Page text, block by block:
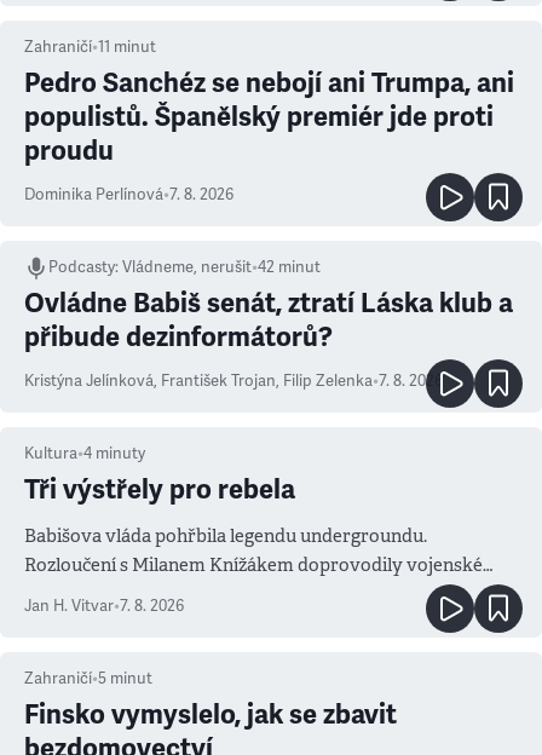
Zahraničí•11 minut
Pedro Sanchéz se nebojí ani Trumpa, ani
populistů. Španělský premiér jde proti
proudu
Dominika Perlínová•7. 8. 2026
Podcasty:Vládneme, nerušit•42 minut
Ovládne Babiš senát, ztratí Láska klub a
přibude dezinformátorů?
Kristýna Jelínková, František Trojan, Filip Zelenka•7. 8. 2026
Kultura•4 minuty
Tři výstřely pro rebela
Babišova vláda pohřbila legendu undergroundu.
Rozloučení s Milanem Knížákem doprovodily vojenské
Jan H. Vitvar•7. 8. 2026
Zahraničí•5 minut
Finsko vymyslelo, jak se zbavit
bezdomovectví